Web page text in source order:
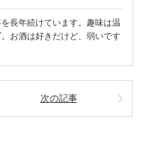
長年続けています。趣味は温
お酒は好きだけど、弱いです
次の記事